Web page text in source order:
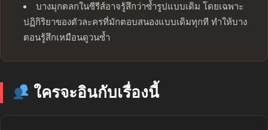
บางมุกตลกในซีรีส์อาจรู้สึกว่าซ้ำรูปแบบเดิม โดยเฉพาะ
ปฏิกิริยาของตัวละครที่มักตอบสนองแบบเดิมทุกที ทำให้บาง
ตอนรู้สึกเหมือนดูวนซ้ำ
ใครจะอินกับเรื่องนี้